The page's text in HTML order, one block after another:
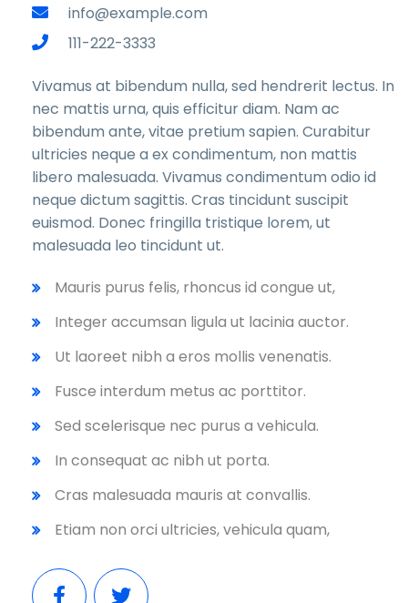
info@example.com
111-222-3333
Vivamus at bibendum nulla, sed hendrerit lectus. In
nec mattis urna, quis efficitur diam. Nam ac
bibendum ante, vitae pretium sapien. Curabitur
ultricies neque a ex condimentum, non mattis
libero malesuada. Vivamus condimentum odio id
neque dictum sagittis. Cras tincidunt suscipit
euismod. Donec fringilla tristique lorem, ut
malesuada leo tincidunt ut.
Mauris purus felis, rhoncus id congue ut,
Integer accumsan ligula ut lacinia auctor.
Ut laoreet nibh a eros mollis venenatis.
Fusce interdum metus ac porttitor.
Sed scelerisque nec purus a vehicula.
In consequat ac nibh ut porta.
Cras malesuada mauris at convallis.
Etiam non orci ultricies, vehicula quam,